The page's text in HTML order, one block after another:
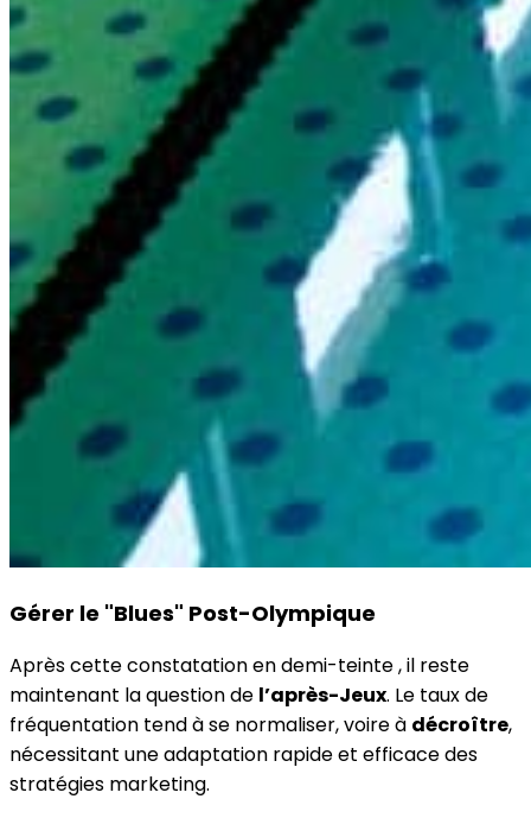
Gérer le "Blues" Post-Olympique
Après cette constatation en demi-teinte , il reste
maintenant la question de l’après-Jeux. Le taux de
fréquentation tend à se normaliser, voire à décroître,
nécessitant une adaptation rapide et efficace des
stratégies marketing.